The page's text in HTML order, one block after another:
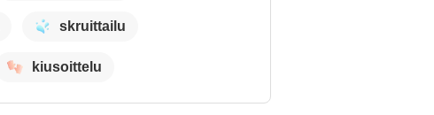
skruittailu
kiusoittelu